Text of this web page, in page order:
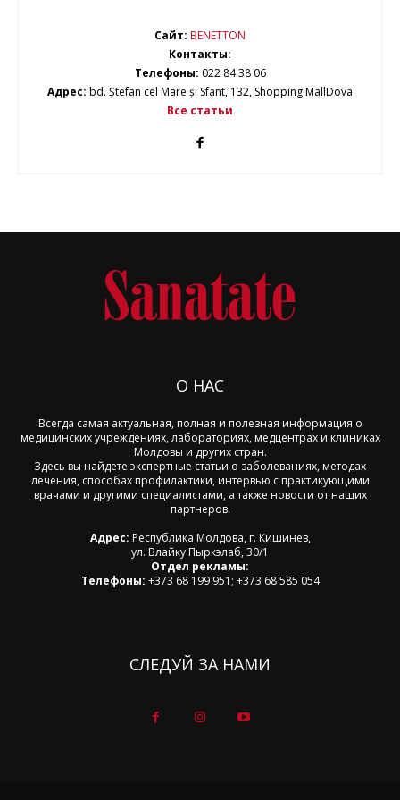
Сайт: BENETTON
Контакты:
Телефоны: 022 84 38 06
Адрес: bd. Ștefan cel Mare și Sfant, 132, Shopping MallDova
Все статьи
О НАС
Всегда самая актуальная, полная и полезная информация о
медицинских учреждениях, лабораториях, медцентрах и клиниках
Молдовы и других стран.
Здесь вы найдете экспертные статьи о заболеваниях, методах
лечения, способах профилактики, интервью с практикующими
врачами и другими специалистами, а также новости от наших
партнеров.
Адрес: Республика Молдова, г. Кишинев,
ул. Влайку Пыркэлаб, 30/1
Отдел рекламы:
Телефоны: +373 68 199 951; +373 68 585 054
СЛЕДУЙ ЗА НАМИ